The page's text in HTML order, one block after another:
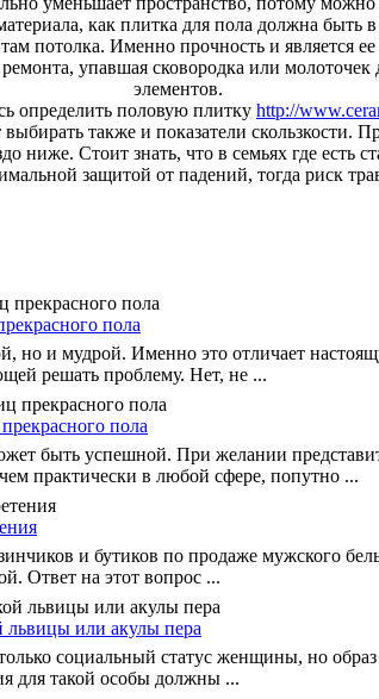
как плитка для пола должна быть
потолка. Именно прочность и является
упавшая сковородка или молоточек
элементов.
определить половую плитку http://
также и показатели скользкости.
ниже. Стоит знать, что в семьях где есть
защитой от падений, тогда риск
пола
но и мудрой. Именно это отличает
решать проблему. Нет, не ...
пола
быть успешной. При желании
практически в любой сфере, попутно ...
и бутиков по продаже мужского
Ответ на этот вопрос ...
львицы или акулы пера
социальный статус женщины, но
для такой особы должны ...